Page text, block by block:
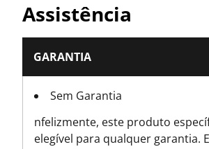
No
Is it a Set?
No
Assistência
GARANTIA
Sem Garantia
nfelizmente, este produto
elegível para qualquer garantia.